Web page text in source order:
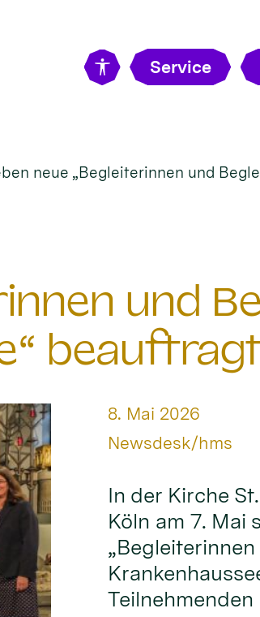
Service
neue „Begleiterinnen und
und
Datum:
8. Mai 2026
Von:
Newsdesk/hms
In der Kirche
Köln am 7. Mai